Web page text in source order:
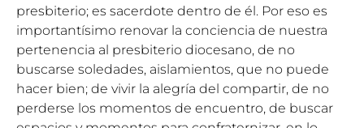
presbiterio; es sacerdote dentro de él. Por eso es
importantísimo renovar la conciencia de nuestra
pertenencia al presbiterio diocesano, de no
buscarse soledades, aislamientos, que no puede
hacer bien; de vivir la alegría del compartir, de no
perderse los momentos de encuentro, de buscar